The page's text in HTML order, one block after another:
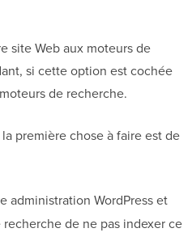
site Web aux moteurs de
si cette option est cochée
de recherche.
la première chose à faire est de
administration WordPress et
de ne pas indexer ce